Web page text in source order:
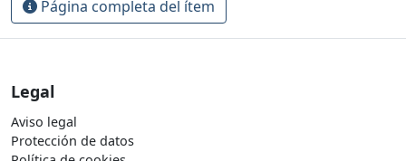
Página completa del ítem
Legal
Aviso legal
Protección de datos